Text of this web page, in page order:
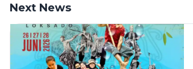
Next News